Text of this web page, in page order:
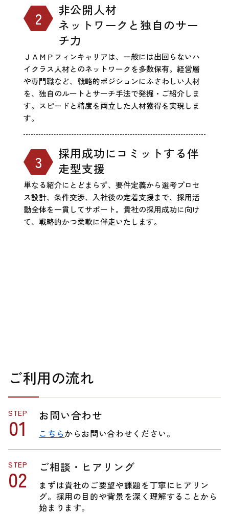
非公開人材
ネットワークと独自のサー
チ力
ＪＡＭＰフィンキャリアは、一般には出回らないハ
イクラス人材とのネットワークを多数保有。経営層
や専門職など、戦略的ポジションにふさわしい人材
を、独自のルートとサーチ手法で発掘・ご紹介しま
す。スピードと精度を両立した人材獲得を実現しま
す。
採用成功にコミットする伴
走型支援
単なる紹介にとどまらず、要件定義から選考プロセ
ス設計、条件交渉、入社後の定着支援まで、採用活
動全体を一貫してサポート。貴社の採用成功に向け
て、戦略的かつ柔軟に伴走いたします。
ご利用の流れ
STEP お問い合わせ
こちらからお問い合わせください。
STEP ご相談・ヒアリング
まずは貴社のご要望や課題を丁寧にヒアリン
グ。採用の目的や背景を深く理解することから
始まります。